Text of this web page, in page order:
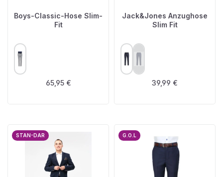
Boys-Classic-Hose Slim-
Fit
FARBE
Regulärer Preis:
65,95 €
Jack&Jones Anzughose
Slim Fit
FARBE AUSWÄHLEN
(Diese Option ist zurzeit
Regulärer Preis:
39,99 €
STAN-DAR G.O.L